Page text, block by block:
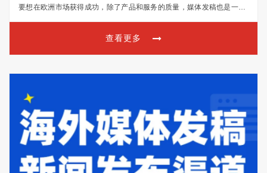
要想在欧洲市场获得成功，除了产品和服务的质量，媒体发稿也是一项
查看更多